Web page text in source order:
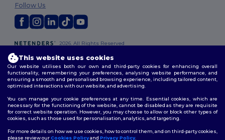
2026. All Rights Reserved
Policy|Site Map
Follow Us
This website uses cookies
Our website utilises both our own and third-party cookies for enhancing overall
functionality, remembering your preferences, analysing website performance, and
ensuring a smooth and personalised browsing experience, including tailored content,
optimised interactions with our website, and advertising.
You can manage your cookie preferences at any time. Essential cookies, which are
necessary for the functioning of the website, cannot be disabled as they are requisite
for correct website operation. However, you may choose to allow or block other types of
cookies, such as those used for personalisation, analytics, and targeting.
For more details on how we use cookies, how to control them, and on third-party cookies,
please review ourCookies Policyand Privacy Policy.